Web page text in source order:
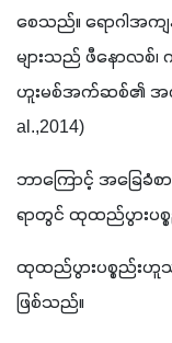
စေသည်။ ရောဂါအ
များသည် ဖီနောလ
ဟူးမစ်အက်ဆစ်၏ အက
al.,2014)
ဘာကြောင့် အခြေခံစာ
ရာတွင် ထုထည်ပွားပစ္
ထုထည်ပွားပစ္စည်းဟူ
ဖြစ်သည်။